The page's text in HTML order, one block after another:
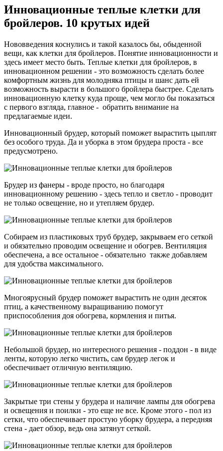
Инновационные теплые клетки для
бройлеров. 10 крутых идей
Нововведения коснулись и такой казалось бы, обыденной
вещи, как клетки для бройлеров. Понятие инновационности и
здесь имеет место быть. Теплые клетки для бройлеров, в
инновационном решении - это возможность сделать более
комфортным жизнь для молодняка птицы и шанс дать ей
возможность вырасти в большого бройлера быстрее. Сделать
инновационную клетку куда проще, чем могло бы показаться
с первого взгляда, главное - обратить внимание на
предлагаемые идеи.
Инновационный брудер, который поможет вырастить цыплят
без особого труда. Да и уборка в этом брудера проста - все
предусмотрено.
Брудер из фанеры - вроде просто, но благодаря
инновационному решению - здесь тепло и светло - проводит
не только освещение, но и утепляем брудер.
Собираем из пластиковых труб брудер, закрываем его сеткой
и обязательно проводим освещение и обогрев. Вентиляция
обеспечена, а все остальное - обязательно также добавляем
для удобства максимального.
Многоярусный брудер поможет вырастить не один десяток
птиц, а качественному выращиванию помогут
приспособления доя обогрева, кормления и питья.
Небольшой брудер, но интересного решения - поддон - в виде
ленты, которую легко чистить, сам брудер легок и
обеспечивает отличную вентиляцию.
Закрытые три стены у брудера и наличие лампы для обогрева
и освещения и поилки - это еще не все. Кроме этого - пол из
сетки, что обеспечивает простую уборку брудера, а передняя
стена - дает обзор, ведь она затянут сеткой.